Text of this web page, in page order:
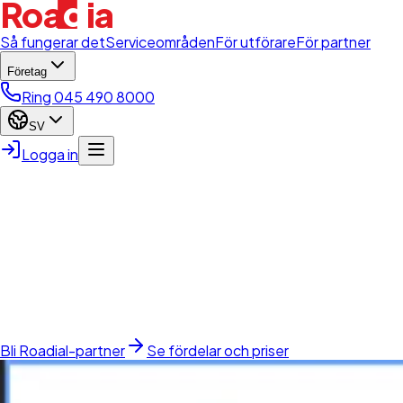
Road ia
Så fungerar detServiceområdenFör utförareFör partner
Företag
Ring 045 490 8000
SV
Logga in
Bli Roadial-partner Se fördelar och priser